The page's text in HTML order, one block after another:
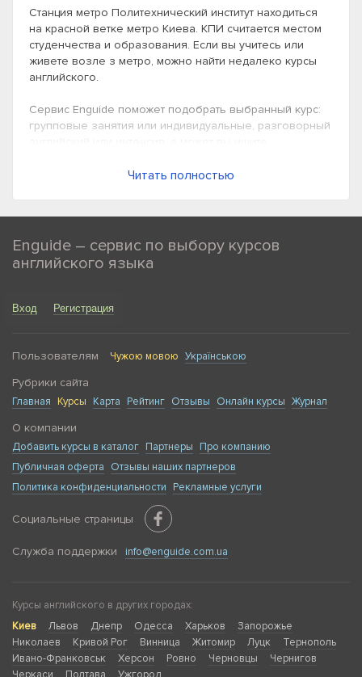
Станция метро Политехнический институт находиться
на красной ветке метро Киева. КПИ считается местом
студенчества и образования. Если вы учитесь или
живете возле з метро, можно найти недалеко курсы
английского.
Сервис Enguide поможет подобрать выбранный курс:
групповые занятия или индивидуальные, разговорный
урок.
Читать полностью
Enguide – сервис по выбору курсов
английского языка
Вход Регистрация
Пользователям Чужою мовою Українською
Рубрики сайта
Главная Курсы Карта Рейтинг Отзывы Онлайн курсы Журнал
О компании
Добавить курсы в каталог Партнеры
Про компанию
Публичная оферта
Отзывы наших партнеров
Политика конфиденциальности
Рекламные услуги
Социальные страницы
Служба поддержки info@enguide.com.ua
Курсы английского в других городах:
Киев
Львов Днепр Одесса Харьков
Запорожье
Николаев
Кривой Рог Винница Житомир Луцк
Тернополь
Ивано-Франковськ
Херсон Ровно Черновцы
Чернигов